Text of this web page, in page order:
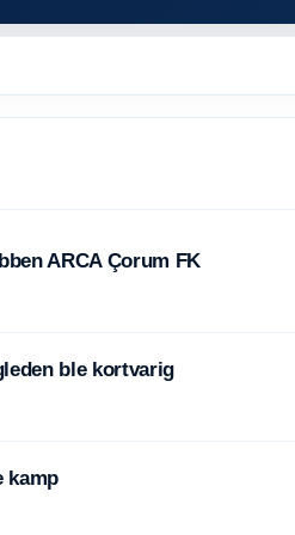
ARCA Çorum FK
ble kortvarig
kamp